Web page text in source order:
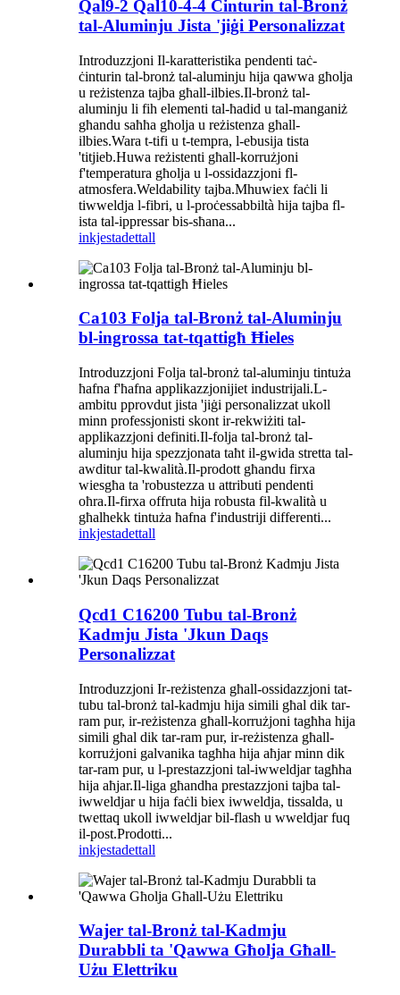
Qal9-2 Qal10-4-4 Ċinturin tal-Bronż
tal-Aluminju Jista 'jiġi Personalizzat
Introduzzjoni Il-karatteristika pendenti taċ-
ċinturin tal-bronż tal-aluminju hija qawwa għolja
u reżistenza tajba għall-ilbies.Il-bronż tal-
aluminju li fih elementi tal-ħadid u tal-manganiż
għandu saħħa għolja u reżistenza għall-
ilbies.Wara t-tifi u t-tempra, l-ebusija tista
'titjieb.Huwa reżistenti għall-korrużjoni
f'temperatura għolja u l-ossidazzjoni fl-
atmosfera.Weldability tajba.Mhuwiex faċli li
tiwweldja l-fibri, u l-proċessabbiltà hija tajba fl-
ista tal-ippressar bis-sħana...
inkjestadettall
Ca103 Folja tal-Bronż tal-Aluminju
bl-ingrossa tat-tqattigħ Ħieles
Introduzzjoni Folja tal-bronż tal-aluminju tintuża
ħafna f'ħafna applikazzjonijiet industrijali.L-
ambitu pprovdut jista 'jiġi personalizzat ukoll
minn professjonisti skont ir-rekwiżiti tal-
applikazzjoni definiti.Il-folja tal-bronż tal-
aluminju hija spezzjonata taħt il-gwida stretta tal-
awditur tal-kwalità.Il-prodott għandu firxa
wiesgħa ta 'robustezza u attributi pendenti
oħra.Il-firxa offruta hija robusta fil-kwalità u
għalhekk tintuża ħafna f'industriji differenti...
inkjestadettall
Qcd1 C16200 Tubu tal-Bronż
Kadmju Jista 'Jkun Daqs
Personalizzat
Introduzzjoni Ir-reżistenza għall-ossidazzjoni tat-
tubu tal-bronż tal-kadmju hija simili għal dik tar-
ram pur, ir-reżistenza għall-korrużjoni tagħha hija
simili għal dik tar-ram pur, ir-reżistenza għall-
korrużjoni galvanika tagħha hija aħjar minn dik
tar-ram pur, u l-prestazzjoni tal-iwweldjar tagħha
hija aħjar.Il-liga għandha prestazzjoni tajba tal-
iwweldjar u hija faċli biex iwweldja, tissalda, u
twettaq ukoll iwweldjar bil-flash u wweldjar fuq
il-post.Prodotti...
inkjestadettall
Wajer tal-Bronż tal-Kadmju
Durabbli ta 'Qawwa Għolja Għall-
Użu Elettriku